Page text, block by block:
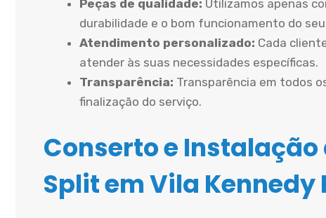
Peças de qualidade: Utilizamos apenas
durabilidade e o bom funcionamento do
Atendimento personalizado: Cada
atender às suas necessidades específicas.
Transparência: Transparência em todos
finalização do serviço.
Conserto e
Split em Vila Kennedy